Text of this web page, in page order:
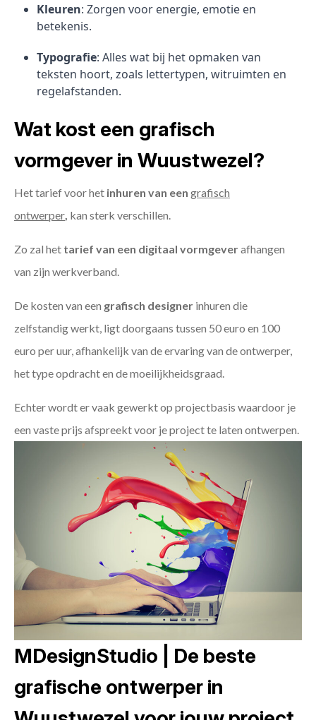
Kleuren: Zorgen voor energie, emotie en
betekenis.
Typografie: Alles wat bij het opmaken van
teksten hoort, zoals lettertypen, witruimten en
regelafstanden.
Wat kost een grafisch
vormgever in Wuustwezel?
Het tarief voor het inhuren van een grafisch
ontwerper kan sterk verschillen.
Zo zal het tarief van een digitaal vormgeverafhangen
van zijn werkverband.
De kosten van een grafisch designer inhuren die
zelfstandig werkt, ligt doorgaans tussen 50 euro en 100
euro per uur, afhankelijk van de ervaring van de ontwerper,
het type opdracht en de moeilijkheidsgraad.
Echter wordt er vaak gewerkt op projectbasis waardoor je
een vaste prijs afspreekt voor je project te laten ontwerpen.
MDesignStudio | De beste
grafische ontwerper in